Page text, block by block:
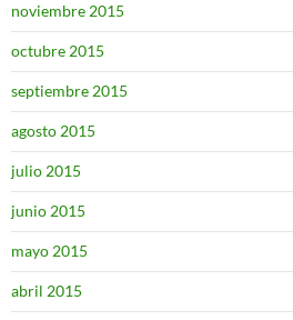
noviembre 2015
octubre 2015
septiembre 2015
agosto 2015
julio 2015
junio 2015
mayo 2015
abril 2015